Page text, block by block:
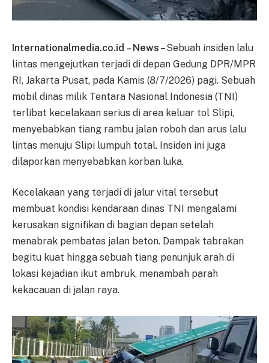
Internationalmedia.co.id – News – Sebuah insiden lalu
lintas mengejutkan terjadi di depan Gedung DPR/MPR
RI, Jakarta Pusat, pada Kamis (8/7/2026) pagi. Sebuah
mobil dinas milik Tentara Nasional Indonesia (TNI)
terlibat kecelakaan serius di area keluar tol Slipi,
menyebabkan tiang rambu jalan roboh dan arus lalu
lintas menuju Slipi lumpuh total. Insiden ini juga
dilaporkan menyebabkan korban luka.
Kecelakaan yang terjadi di jalur vital tersebut
membuat kondisi kendaraan dinas TNI mengalami
kerusakan signifikan di bagian depan setelah
menabrak pembatas jalan beton. Dampak tabrakan
begitu kuat hingga sebuah tiang penunjuk arah di
lokasi kejadian ikut ambruk, menambah parah
kekacauan di jalan raya.